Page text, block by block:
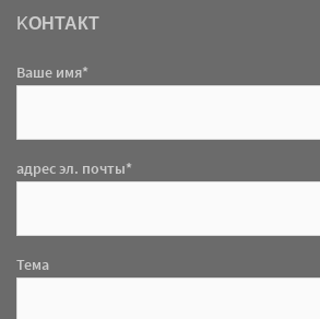
KОНТАКТ
Ваше имя*
адрес эл. почты*
Тема